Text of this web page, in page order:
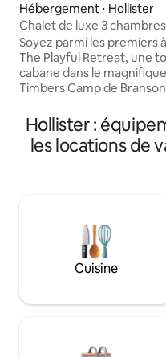
Hébergement ⋅ Hollister
Chalet de luxe 3
pêche, divertissement
Soyez parmi les premiers
The Playful Retreat, une
cabane dans le
Timbers Camp de
de bain et une belle
retraite confortable est
familles ou les amis.
encore. À quelques
de Table Rock Lake et de
Lodge, c'est votre
dans les Ozarks. Obtenez
cette cabane.
Hollister :
les locations de
Cuisine